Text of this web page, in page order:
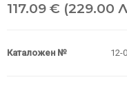
117.09 € (229.00
Каталожен № 12-